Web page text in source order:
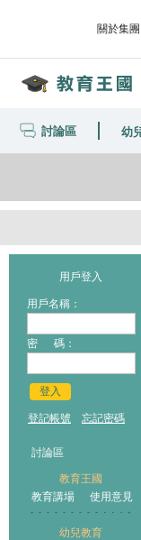
關於集團
討論區 幼
用戶登入
用戶名稱：
密 碼：
登入
登記帳號 忘記密碼
討論區
教育王國
教育講場
使用意見
幼兒教育